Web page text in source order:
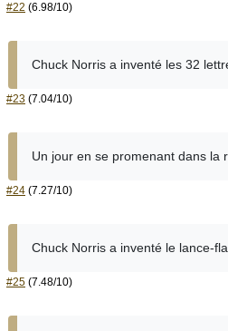
#22 (6.98/10)
Chuck Norris a inventé les 32
#23 (7.04/10)
Un jour en se promenant dans la
#24 (7.27/10)
Chuck Norris a inventé le lance-
#25 (7.48/10)